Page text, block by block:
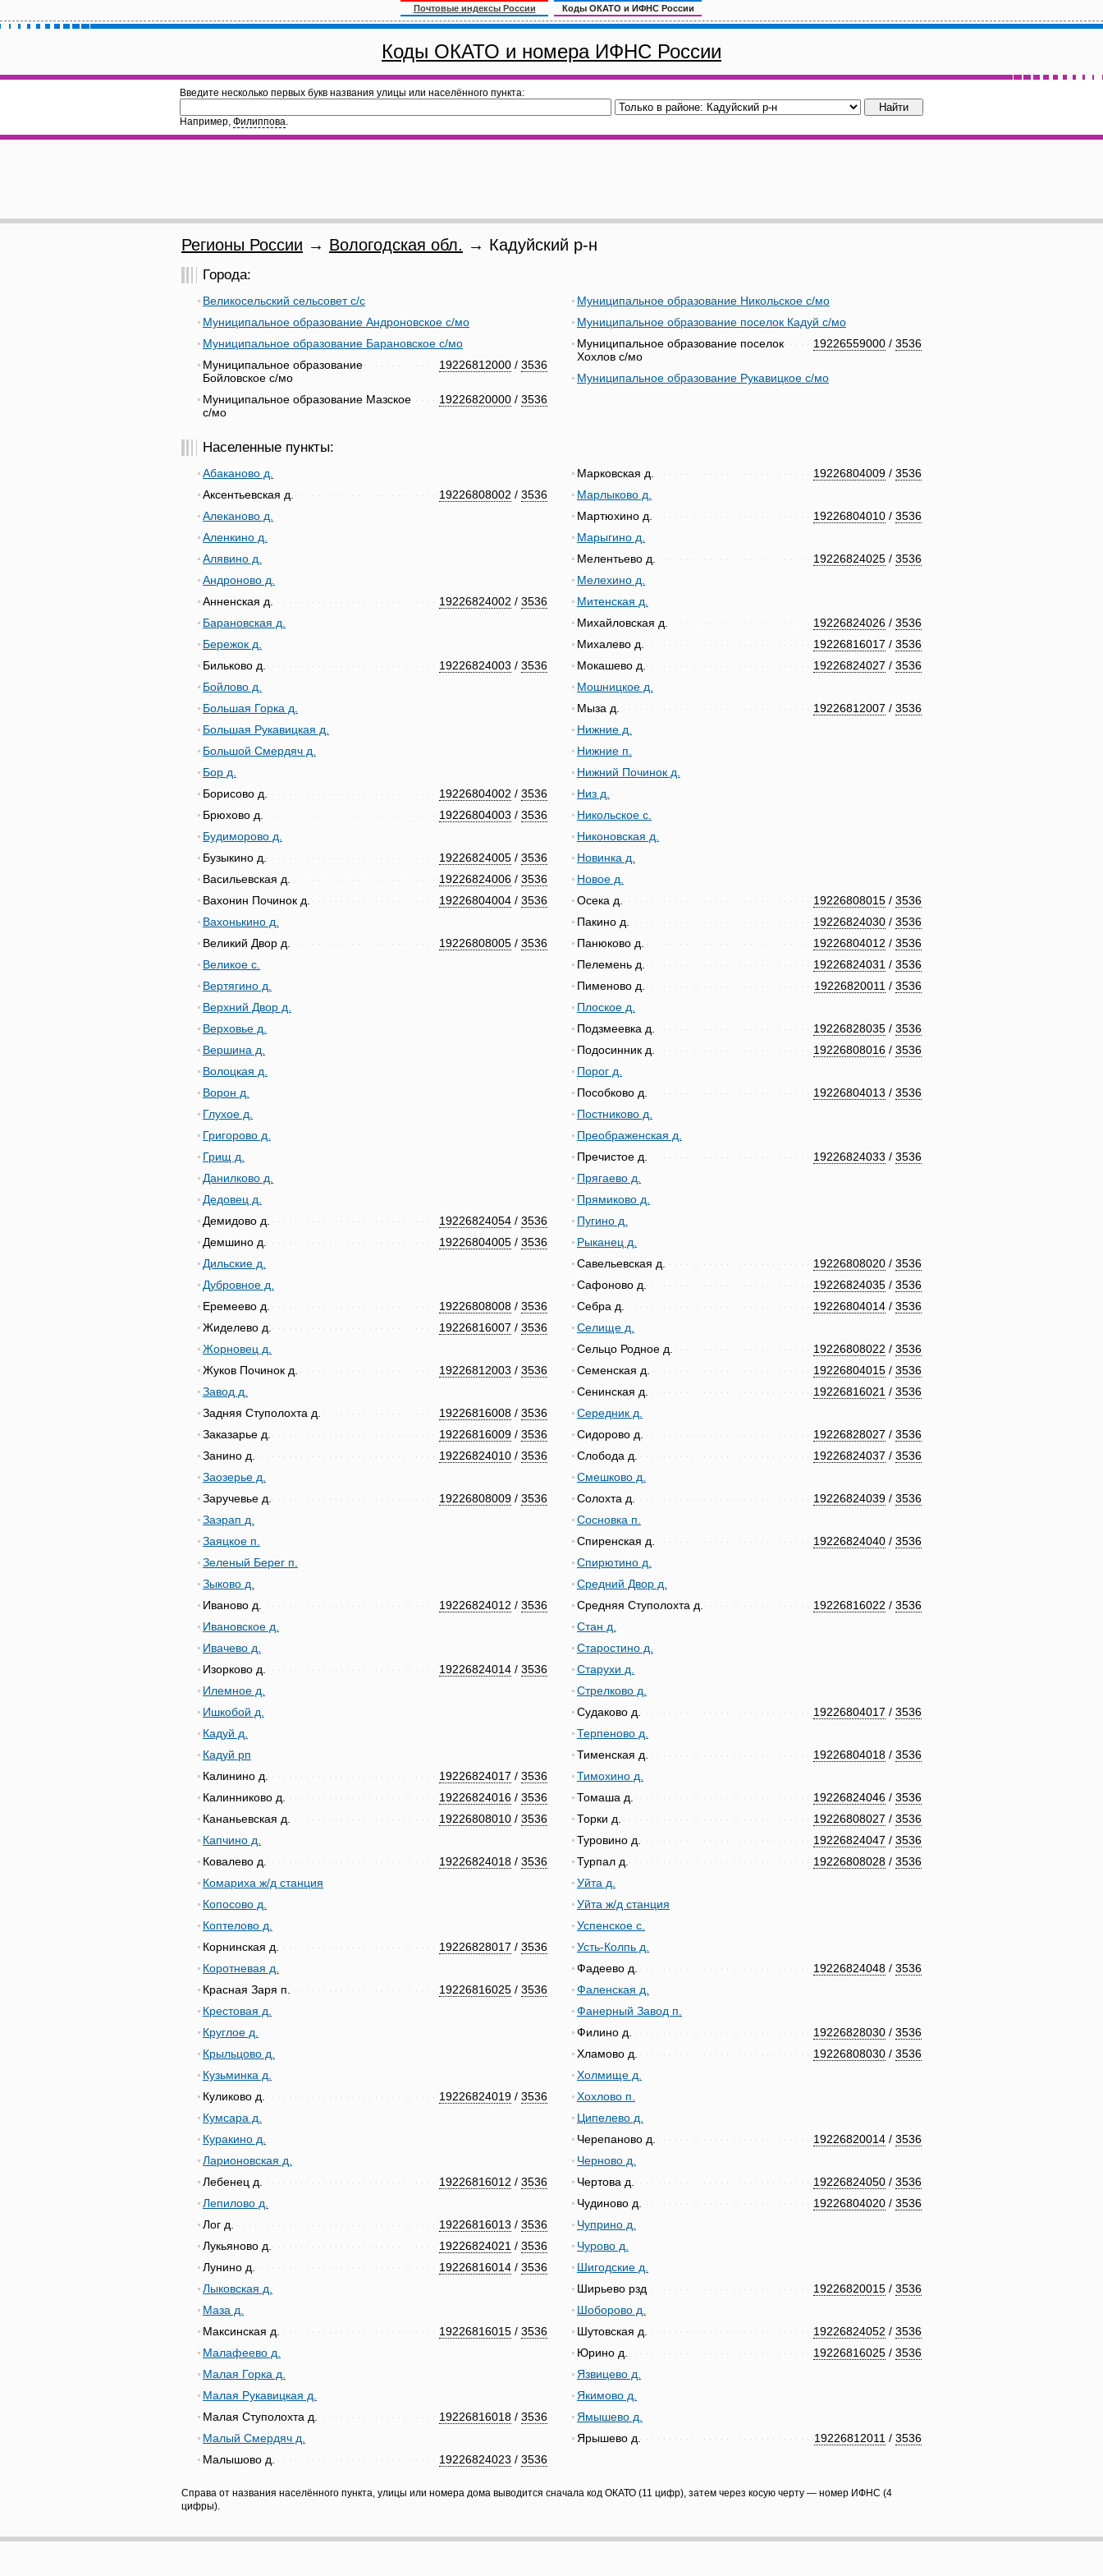
Почтовые индексы России Коды ОКАТО и ИФНС России
Коды ОКАТО и номера ИФНС России
Введите несколько первых букв названия улицы или населённого пункта:
Например, Филиппова.
Регионы России → Вологодская обл. → Кадуйский р-н
Города:
Великосельский сельсовет с/с
Муниципальное образование Андроновское с/мо
Муниципальное образование Барановское с/мо
19226812000 / 3536
Муниципальное образование
Бойловское с/мо
19226820000 / 3536
Муниципальное образование Мазское
с/мо
Муниципальное образование Никольское с/мо
Муниципальное образование поселок Кадуй с/мо
19226559000 / 3536
Муниципальное образование поселок
Хохлов с/мо
Муниципальное образование Рукавицкое с/мо
Населенные пункты:
Абаканово д.
19226808002 / 3536
Аксентьевская д.
Алеканово д.
Аленкино д.
Алявино д.
Андроново д.
19226824002 / 3536
Анненская д.
Барановская д.
Бережок д.
19226824003 / 3536
Бильково д.
Бойлово д.
Большая Горка д.
Большая Рукавицкая д.
Большой Смердяч д.
Бор д.
19226804002 / 3536
Борисово д.
19226804003 / 3536
Брюхово д.
Будиморово д.
19226824005 / 3536
Бузыкино д.
19226824006 / 3536
Васильевская д.
19226804004 / 3536
Вахонин Починок д.
Вахонькино д.
19226808005 / 3536
Великий Двор д.
Великое с.
Вертягино д.
Верхний Двор д.
Верховье д.
Вершина д.
Волоцкая д.
Ворон д.
Глухое д.
Григорово д.
Грищ д.
Данилково д.
Дедовец д.
19226824054 / 3536
Демидово д.
19226804005 / 3536
Демшино д.
Дильские д.
Дубровное д.
19226808008 / 3536
Еремеево д.
19226816007 / 3536
Жиделево д.
Жорновец д.
19226812003 / 3536
Жуков Починок д.
Завод д.
19226816008 / 3536
Задняя Ступолохта д.
19226816009 / 3536
Заказарье д.
19226824010 / 3536
Занино д.
Заозерье д.
19226808009 / 3536
Заручевье д.
Заэрап д.
Заяцкое п.
Зеленый Берег п.
Зыково д.
19226824012 / 3536
Иваново д.
Ивановское д.
Ивачево д.
19226824014 / 3536
Изорково д.
Илемное д.
Ишкобой д.
Кадуй д.
Кадуй рп
19226824017 / 3536
Калинино д.
19226824016 / 3536
Калинниково д.
19226808010 / 3536
Кананьевская д.
Капчино д.
19226824018 / 3536
Ковалево д.
Комариха ж/д станция
Копосово д.
Коптелово д.
19226828017 / 3536
Корнинская д.
Коротневая д.
19226816025 / 3536
Красная Заря п.
Крестовая д.
Круглое д.
Крыльцово д.
Кузьминка д.
19226824019 / 3536
Куликово д.
Кумсара д.
Куракино д.
Ларионовская д.
19226816012 / 3536
Лебенец д.
Лепилово д.
19226816013 / 3536
Лог д.
19226824021 / 3536
Лукьяново д.
19226816014 / 3536
Лунино д.
Лыковская д.
Маза д.
19226816015 / 3536
Максинская д.
Малафеево д.
Малая Горка д.
Малая Рукавицкая д.
19226816018 / 3536
Малая Ступолохта д.
Малый Смердяч д.
19226824023 / 3536
Малышово д.
19226804009 / 3536
Марковская д.
Марлыково д.
19226804010 / 3536
Мартюхино д.
Марыгино д.
19226824025 / 3536
Мелентьево д.
Мелехино д.
Митенская д.
19226824026 / 3536
Михайловская д.
19226816017 / 3536
Михалево д.
19226824027 / 3536
Мокашево д.
Мошницкое д.
19226812007 / 3536
Мыза д.
Нижние д.
Нижние п.
Нижний Починок д.
Низ д.
Никольское с.
Никоновская д.
Новинка д.
Новое д.
19226808015 / 3536
Осека д.
19226824030 / 3536
Пакино д.
19226804012 / 3536
Панюково д.
19226824031 / 3536
Пелемень д.
19226820011 / 3536
Пименово д.
Плоское д.
19226828035 / 3536
Подзмеевка д.
19226808016 / 3536
Подосинник д.
Порог д.
19226804013 / 3536
Пособково д.
Постниково д.
Преображенская д.
19226824033 / 3536
Пречистое д.
Прягаево д.
Прямиково д.
Пугино д.
Рыканец д.
19226808020 / 3536
Савельевская д.
19226824035 / 3536
Сафоново д.
19226804014 / 3536
Себра д.
Селище д.
19226808022 / 3536
Сельцо Родное д.
19226804015 / 3536
Семенская д.
19226816021 / 3536
Сенинская д.
Середник д.
19226828027 / 3536
Сидорово д.
19226824037 / 3536
Слобода д.
Смешково д.
19226824039 / 3536
Солохта д.
Сосновка п.
19226824040 / 3536
Спиренская д.
Спирютино д.
Средний Двор д.
19226816022 / 3536
Средняя Ступолохта д.
Стан д.
Старостино д.
Старухи д.
Стрелково д.
19226804017 / 3536
Судаково д.
Терпеново д.
19226804018 / 3536
Тименская д.
Тимохино д.
19226824046 / 3536
Томаша д.
19226808027 / 3536
Торки д.
19226824047 / 3536
Туровино д.
19226808028 / 3536
Турпал д.
Уйта д.
Уйта ж/д станция
Успенское с.
Усть-Колпь д.
19226824048 / 3536
Фадеево д.
Фаленская д.
Фанерный Завод п.
19226828030 / 3536
Филино д.
19226808030 / 3536
Хламово д.
Холмище д.
Хохлово п.
Ципелево д.
19226820014 / 3536
Черепаново д.
Черново д.
19226824050 / 3536
Чертова д.
19226804020 / 3536
Чудиново д.
Чуприно д.
Чурово д.
Шигодские д.
19226820015 / 3536
Ширьево рзд
Шоборово д.
19226824052 / 3536
Шутовская д.
19226816025 / 3536
Юрино д.
Язвицево д.
Якимово д.
Ямышево д.
19226812011 / 3536
Ярышево д.
Справа от названия населённого пункта, улицы или номера дома выводится сначала код ОКАТО (11 цифр), затем через косую черту — номер ИФНС (4
цифры).